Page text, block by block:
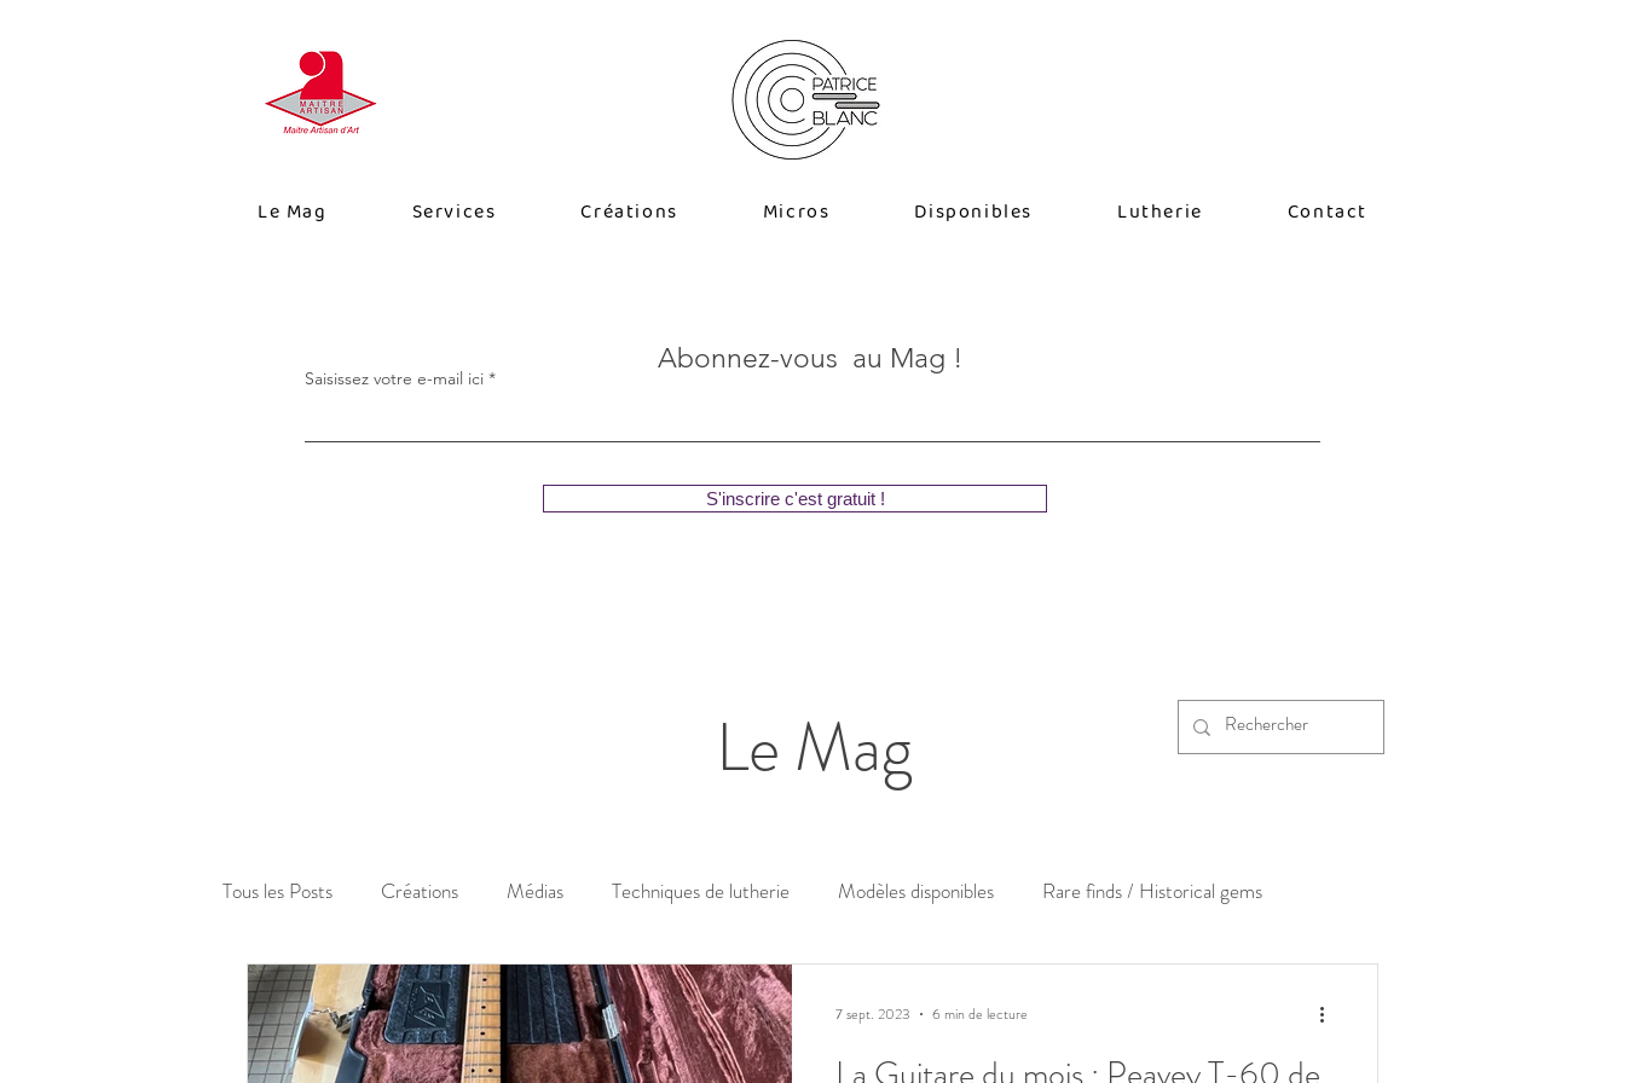
Le Mag Services Créations Micros Disponibles Lutherie Contact
Abonnez-vous au Mag !
Saisissez votre e-mail ici
S'inscrire c'est gratuit !
Le Mag
Tous les Posts Créations Médias Techniques de lutherie Modèles disponibles Rare finds / Historical gems
7 sept. 2023 6 min de lecture